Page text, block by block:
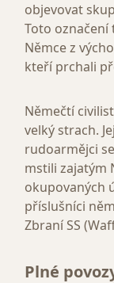
objevovat
Toto
Němce z
kteří prchali
Němečtí
velký strach.
rudoarmějci
mstili zajatým
okupovaných
příslušníci
Zbraní SS
Plné